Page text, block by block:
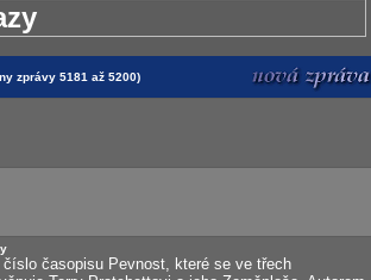
zprávy 5181 až 5200)
číslo časopisu Pevnost, které se ve třech